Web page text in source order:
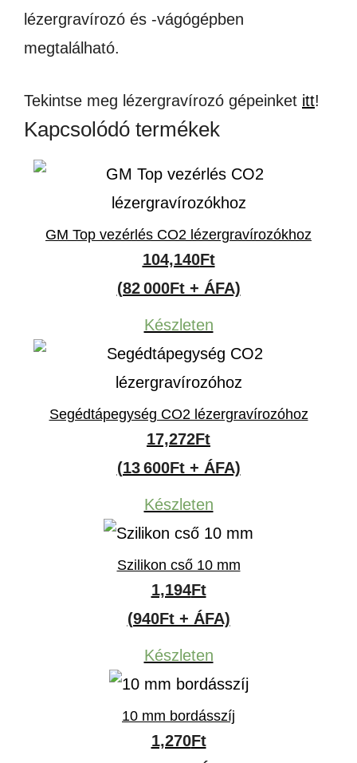
lézergravírozó és -vágógépben
megtalálható.
Tekintse meg lézergravírozó gépeinket itt!
Kapcsolódó termékek
GM Top vezérlés CO2 lézergravírozókhoz
104,140Ft
(82 000Ft + ÁFA)
Készleten
Segédtápegység CO2 lézergravírozóhoz
17,272Ft
(13 600Ft + ÁFA)
Készleten
Szilikon cső 10 mm
1,194Ft
(940Ft + ÁFA)
Készleten
10 mm bordásszíj
1,270Ft